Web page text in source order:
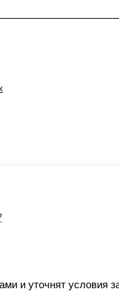
и уточнят условия